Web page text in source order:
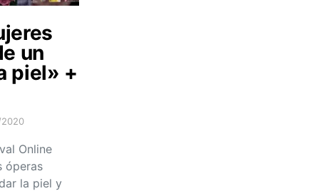
un
piel» +
Online
óperas
la piel y